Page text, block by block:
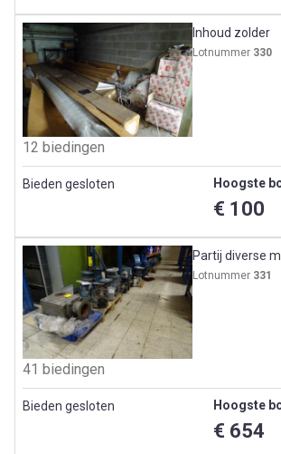
Inhoud zolder
Lotnummer 330
12 biedingen
Bieden gesloten Hoogste
€ 100
Partij diverse
Lotnummer 331
41 biedingen
Bieden gesloten Hoogste
€ 654